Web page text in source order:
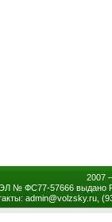
2007
№ ФС77-57666 выдано
admin@volzsky.ru,